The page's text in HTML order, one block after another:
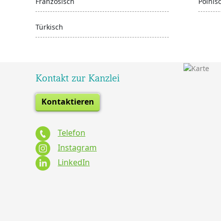
Türkisch
Kontakt zur Kanzlei
Kontaktieren
Telefon
Instagram
LinkedIn